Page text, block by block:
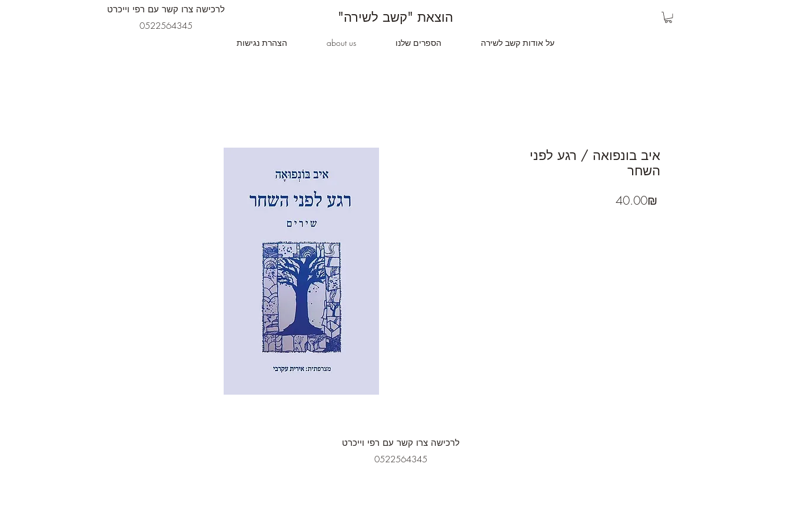
לרכישה צרו קשר עם רפי וייכרט
0522564345
"הוצאת "קשב לשירה
על אודות קשב לשירה הספרים שלנו about us הצהרת נגישות
איב בונפואה / רגע לפני
השחר
‏40.00 ‏₪
לרכישה צרו קשר עם רפי וייכרט
0522564345